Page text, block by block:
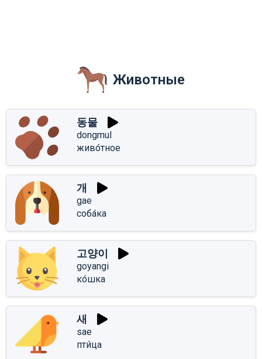
Животные
동물
dongmul
живо́тное
개
gae
соба́ка
고양이
goyangi
ко́шка
새
sae
пти́ца